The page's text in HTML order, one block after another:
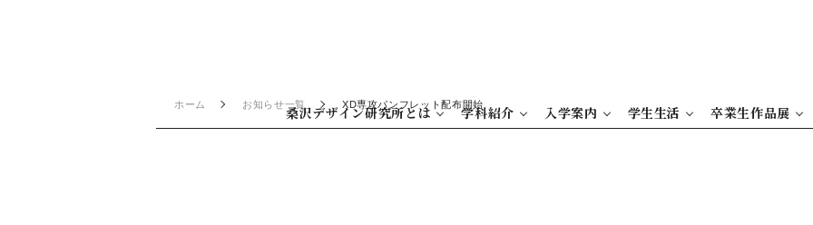
桑沢デザイン研究所とは 学科紹介 入学案内 学生生活 卒業生作品展
ホーム お知らせ一覧 XD専攻パンフレット配布開始